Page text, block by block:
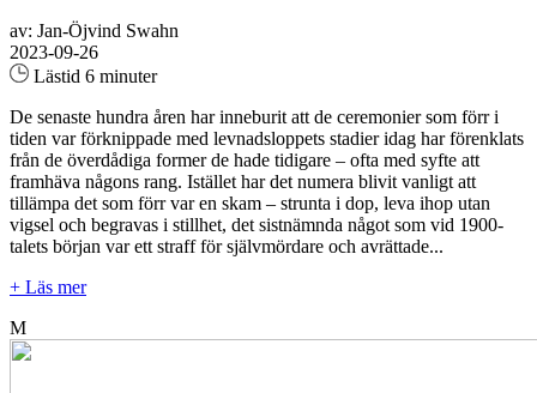
av: Jan-Öjvind Swahn
2023-09-26
Lästid 6 minuter
De senaste hundra åren har inneburit att de ceremonier som förr i
tiden var förknippade med levnadsloppets stadier idag har förenklats
från de överdådiga former de hade tidigare – ofta med syfte att
framhäva någons rang. Istället har det numera blivit vanligt att
tillämpa det som förr var en skam – strunta i dop, leva ihop utan
vigsel och begravas i stillhet, det sistnämnda något som vid 1900-
talets början var ett straff för självmördare och avrättade...
+ Läs mer
M